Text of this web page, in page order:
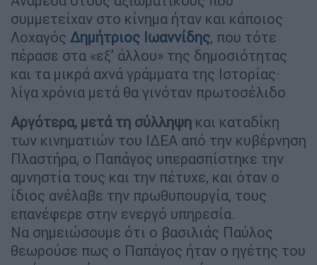
συμμετείχαν στο κίνημα ήταν και κάποιος
Λοχαγός Δημήτριος Ιωαννίδης, που τότε
πέρασε στα «εξ’ άλλου» της δημοσιότητας
και τα μικρά αχνά γράμματα της Ιστορίας·
λίγα χρόνια μετά θα γινόταν πρωτοσέλιδο
Αργότερα, μετά τη σύλληψη και καταδίκη
των κινηματιών του ΙΔΕΑ από την κυβέρνηση
Πλαστήρα, ο Παπάγος υπερασπίστηκε την
αμνηστία τους και την πέτυχε, και όταν ο
ίδιος ανέλαβε την πρωθυπουργία, τους
επανέφερε στην ενεργό υπηρεσία.
Να σημειώσουμε ότι ο βασιλιάς Παύλος
θεωρούσε πως ο Παπάγος ήταν ο ηγέτης του